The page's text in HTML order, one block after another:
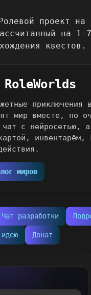
мир вместе, по
с нейросетью,
инвентарём,
миров
Чат разработки
Донат